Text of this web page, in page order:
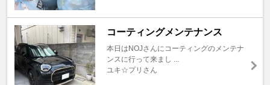
コーティングメンテナンス
本日はNOJさんにコーティングのメンテナ
ンスに行って来まし ...
ユキ☆プリさん